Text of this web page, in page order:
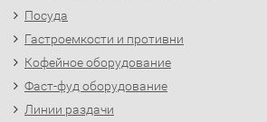
Посуда
Гастроемкости и противни
Кофейное оборудование
Фаст-фуд оборудование
Линии раздачи